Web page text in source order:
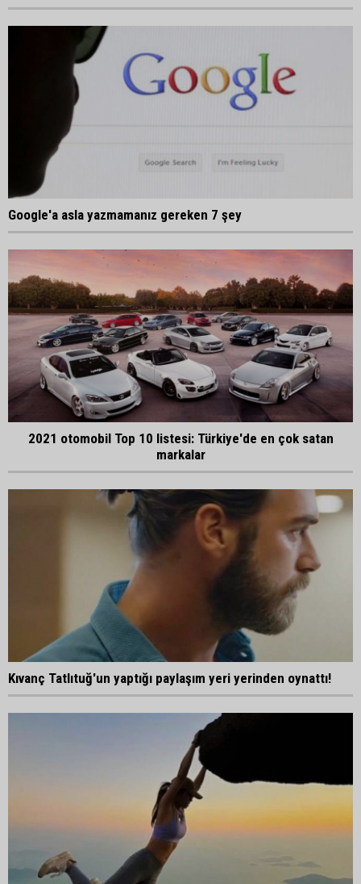
Google'a asla yazmamanız gereken 7 şey
2021 otomobil Top 10 listesi: Türkiye'de en çok satan
markalar
Kıvanç Tatlıtuğ'un yaptığı paylaşım yeri yerinden oynattı!